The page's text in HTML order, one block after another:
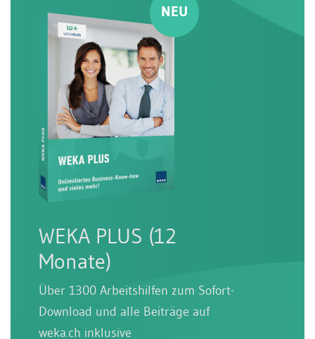
WEKA PLUS (12
Monate)
Über 1300 Arbeitshilfen zum Sofort-
Download und alle Beiträge auf
weka.ch inklusive